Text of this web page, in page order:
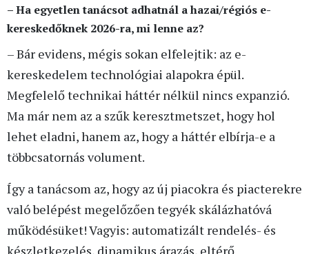
– Ha egyetlen tanácsot adhatnál a hazai/régiós e-
kereskedőknek 2026-ra, mi lenne az?
– Bár evidens, mégis sokan elfelejtik: az e-
kereskedelem technológiai alapokra épül.
Megfelelő technikai háttér nélkül nincs expanzió.
Ma már nem az a szűk keresztmetszet, hogy hol
lehet eladni, hanem az, hogy a háttér elbírja-e a
többcsatornás volument.
Így a tanácsom az, hogy az új piacokra és piacterekre
való belépést megelőzően tegyék skálázhatóvá
működésüket! Vagyis: automatizált rendelés- és
készletkezelés, dinamikus árazás, eltérő